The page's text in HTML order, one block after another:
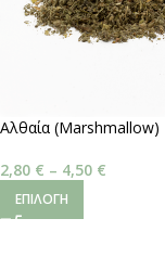
Αλθαία (Marshmallow)
2,80 € – 4,50 €
ΕΠΙΛΟΓΉ